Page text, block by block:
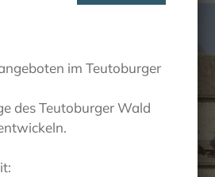
im Teutoburger
des Teutoburger Wald